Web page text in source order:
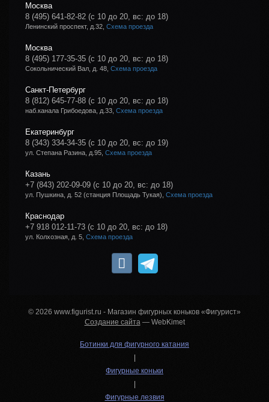
Москва
8 (495) 641-82-82 (с 10 до 20, вс: до 18)
Ленинский проспект, д.32, Схема проезда
Москва
8 (495) 177-35-35 (с 10 до 20, вс: до 18)
Сокольнический Вал, д. 48, Схема проезда
Санкт-Петербург
8 (812) 645-77-88 (с 10 до 20, вс: до 18)
наб.канала Грибоедова, д.33, Схема проезда
Екатеринбург
8 (343) 334-34-35 (с 10 до 20, вс: до 19)
ул. Степана Разина, д.95, Схема проезда
Казань
+7 (843) 202-09-09 (с 10 до 20, вс: до 18)
ул. Пушкина, д. 52 (станция Площадь Тукая), Схема проезда
Краснодар
+7 918 012-11-73 (с 10 до 20, вс: до 18)
ул. Колхозная, д. 5, Схема проезда
© 2026 www.figurist.ru - Магазин фигурных коньков «Фигурист»
Создание сайта — WebKimet
Ботинки для фигурного катания
|
Фигурные коньки
|
Фигурные лезвия